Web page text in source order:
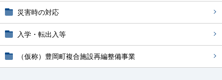
災害時の対応
入学・転出入等
（仮称）豊岡町複合施設再編整備事業